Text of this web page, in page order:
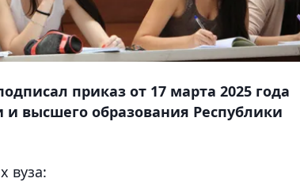
приказ от 17 марта 2025 года
высшего образования Республики
вуза: